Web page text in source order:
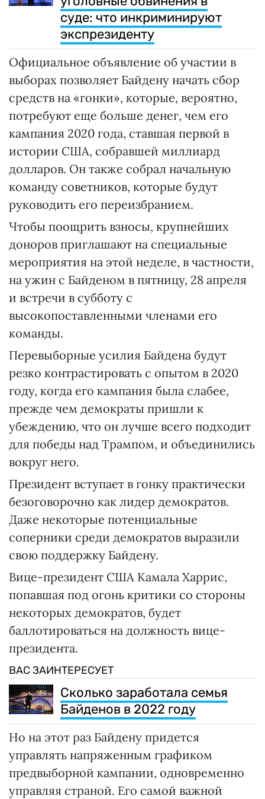
суде: что инкриминируют
экспрезиденту
Официальное объявление об участии в
выборах позволяет Байдену начать сбор
средств на «гонки», которые, вероятно,
потребуют еще больше денег, чем его
кампания 2020 года, ставшая первой в
истории США, собравшей миллиард
долларов. Он также собрал начальную
команду советников, которые будут
руководить его переизбранием.
Чтобы поощрить взносы, крупнейших
доноров приглашают на специальные
мероприятия на этой неделе, в частности,
на ужин с Байденом в пятницу, 28 апреля
и встречи в субботу с
высокопоставленными членами его
команды.
Перевыборные усилия Байдена будут
резко контрастировать с опытом в 2020
году, когда его кампания была слабее,
прежде чем демократы пришли к
убеждению, что он лучше всего подходит
для победы над Трампом, и объединились
вокруг него.
Президент вступает в гонку практически
безоговорочно как лидер демократов.
Даже некоторые потенциальные
соперники среди демократов выразили
свою поддержку Байдену.
Вице-президент США Камала Харрис,
попавшая под огонь критики со стороны
некоторых демократов, будет
баллотироваться на должность вице-
президента.
ВАС ЗАИНТЕРЕСУЕТ
Сколько заработала семья
Байденов в 2022 году
Но на этот раз Байдену придется
управлять напряженным графиком
предвыборной кампании, одновременно
управляя страной. Его самой важной